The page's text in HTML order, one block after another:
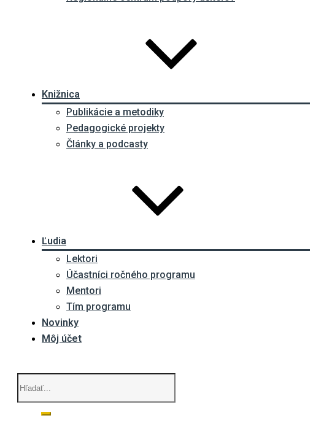
Knižnica
Publikácie a metodiky
Pedagogické projekty
Články a podcasty
Ľudia
Lektori
Účastníci ročného programu
Mentori
Tím programu
Novinky
Môj účet